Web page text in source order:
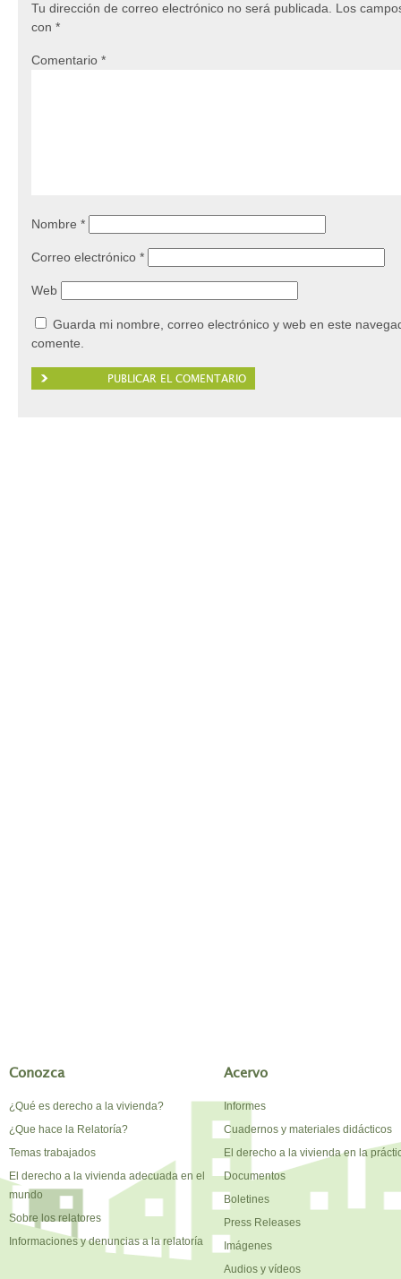
Tu dirección de correo electrónico no será publicada.
Los
con *
Comentario *
Nombre *
Correo electrónico *
Web
Guarda mi nombre, correo electrónico y web en este
comente.
Conozca
¿Qué es derecho a la vivienda?
¿Que hace la Relatoría?
Temas trabajados
El derecho a la vivienda adecuada en el
mundo
Sobre los relatores
Informaciones y denuncias a la relatoría
Acervo
Informes
Cuadernos y materiales didácticos
El derecho a la vivienda en la
Documentos
Boletines
Press Releases
Imágenes
Audios y vídeos